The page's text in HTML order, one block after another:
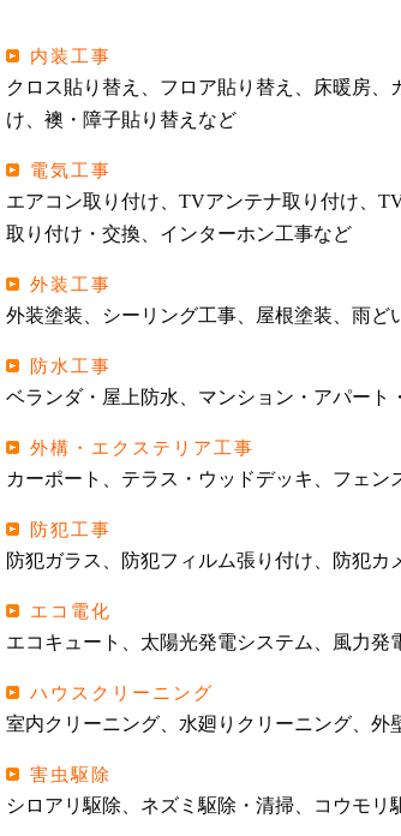
内装工事
クロス貼り替え、フロア貼り替え、床暖房
け、襖・障子貼り替えなど
電気工事
エアコン取り付け、TVアンテナ取り付け、
取り付け・交換、インターホン工事など
外装工事
外装塗装、シーリング工事、屋根塗装、雨ど
防水工事
ベランダ・屋上防水、マンション・アパート
外構・エクステリア工事
カーポート、テラス・ウッドデッキ、フェ
防犯工事
防犯ガラス、防犯フィルム張り付け、防犯カ
エコ電化
エコキュート、太陽光発電システム、風力発
ハウスクリーニング
室内クリーニング、水廻りクリーニング、外
害虫駆除
シロアリ駆除、ネズミ駆除・清掃、コウモリ